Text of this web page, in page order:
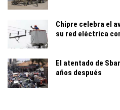
Chipre celebra el
su red eléctrica
El atentado de
años después